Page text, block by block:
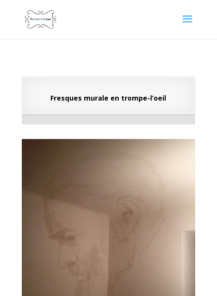
Fresques murale en trompe-l’oeil